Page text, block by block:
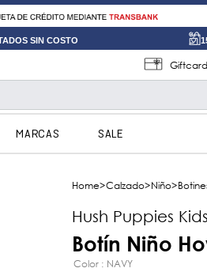
SIN COSTO
Giftcard
MARCAS SALE
Calzado Niño
Hush Puppies Kids
Botín Niño
Color NAVY